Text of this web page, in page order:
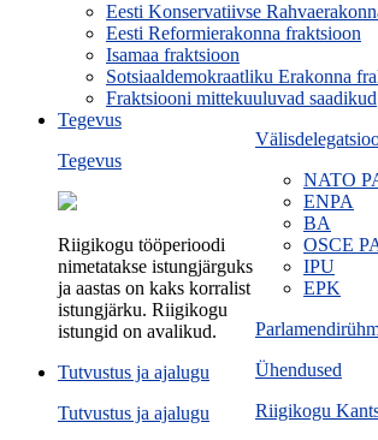
Eesti Konservatiivse
Eesti Reformierakonna fraktsioon
Isamaa fraktsioon
Sotsiaaldemokraatliku Erakonna
Fraktsiooni mittekuuluvad saadikud
NATO
ENPA
BA
OSCE
IPU
EPK
Ühendused
Riigikogu
Tegevus
Tegevus
Riigikogu tööperioodi
nimetatakse istungjärguks
ja aastas on kaks korralist
istungjärku. Riigikogu
istungid on avalikud.
Tutvustus ja ajalugu
Tutvustus ja ajalugu